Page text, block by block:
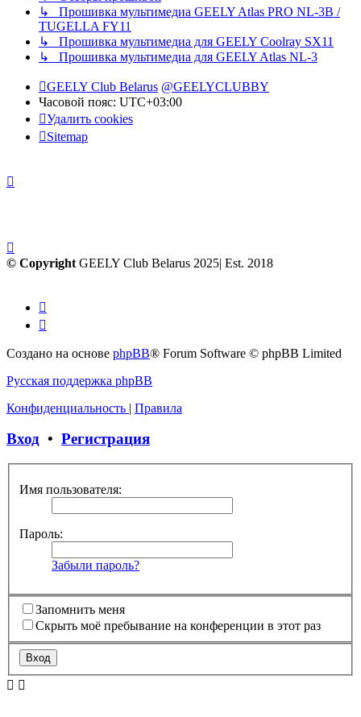
↳ Прошивка мультимедиа GEELY Atlas PRO NL-3B /
TUGELLA FY11
↳ Прошивка мультимедиа для GEELY Coolray SX11
↳ Прошивка мультимедиа для GEELY Atlas NL-3
GEELY Club Belarus @GEELYCLUBBY
Часовой пояс: UTC+03:00
Удалить cookies
Sitemap
© Copyright GEELY Club Belarus 2025| Est. 2018
Создано на основе phpBB® Forum Software © phpBB Limited
Русская поддержка phpBB
Конфиденциальность | Правила
Вход • Регистрация
Имя пользователя:
Пароль:
Забыли пароль?
Запомнить меня
Скрыть моё пребывание на конференции в этот раз